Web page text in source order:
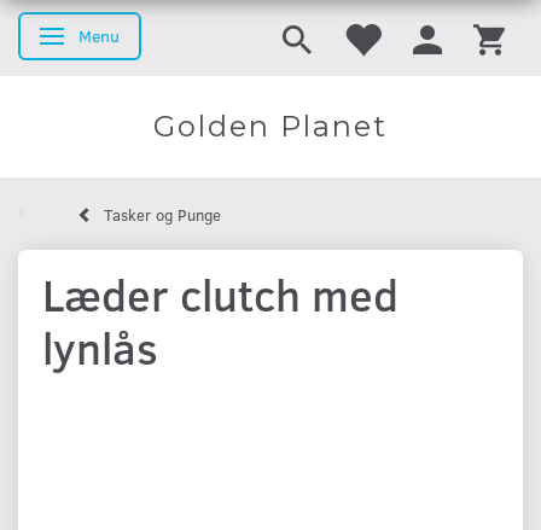
Basculer la navigation
Menu
Golden Planet
Tasker og Punge
Læder clutch med
lynlås